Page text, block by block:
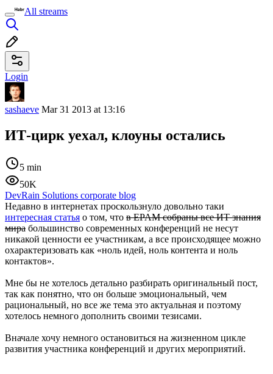
All streams
Login
sashaeve Mar 31 2013 at 13:16
ИТ-цирк уехал, клоуны остались
5 min
50K
DevRain Solutions corporate blog
Недавно в интернетах проскользнуло довольно таки
интересная статья о том, что в EPAM собраны все ИТ знания
мира большинство современных конференций не несут
никакой ценности ее участникам, а все происходящее можно
охарактеризовать как «ноль идей, ноль контента и ноль
контактов».
Мне бы не хотелось детально разбирать оригинальный пост,
так как понятно, что он больше эмоциональный, чем
рациональный, но все же тема это актуальная и поэтому
хотелось немного дополнить своими тезисами.
Вначале хочу немного остановиться на жизненном цикле
развития участника конференций и других мероприятий.